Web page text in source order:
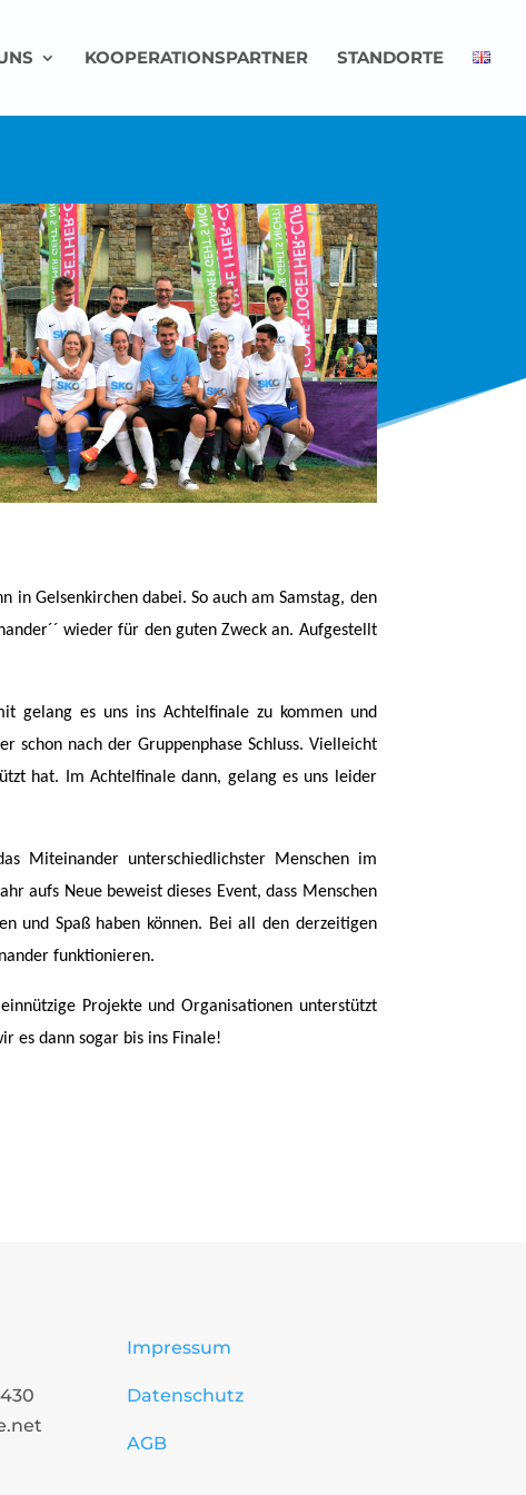
KOOPERATIONSPARTNER STANDORTE
in Gelsenkirchen dabei. So auch am Samstag, den
wieder für den guten Zweck an. Aufgestellt
gelang es uns ins Achtelfinale zu kommen und
schon nach der Gruppenphase Schluss. Vielleicht
hat. Im Achtelfinale dann, gelang es uns leider
Miteinander unterschiedlichster Menschen im
aufs Neue beweist dieses Event, dass Menschen
und Spaß haben können. Bei all den derzeitigen
funktionieren.
Projekte und Organisationen unterstützt
es dann sogar bis ins Finale!
Impressum
Datenschutz
AGB